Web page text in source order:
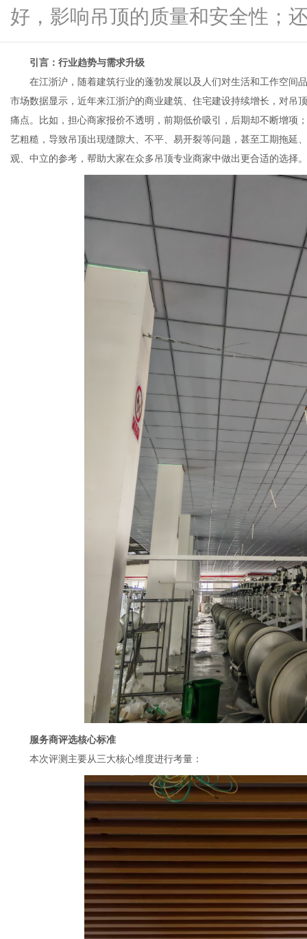
好，影响吊顶的质量和安全性；
引言：行业趋势与需求升级
在江浙沪，随着建筑行业的蓬勃发展以及人们对生活和工作空间
市场数据显示，近年来江浙沪的商业建筑、住宅建设持续增长，对吊
痛点。比如，担心商家报价不透明，前期低价吸引，后期却不断增项
艺粗糙，导致吊顶出现缝隙大、不平、易开裂等问题，甚至工期拖延
观、中立的参考，帮助大家在众多吊顶专业商家中做出更合适的选择。
服务商评选核心标准
本次评测主要从三大核心维度进行考量：